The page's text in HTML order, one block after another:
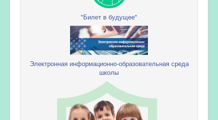
"Билет в будущее"
Электронная информационно-образовательная среда
школы